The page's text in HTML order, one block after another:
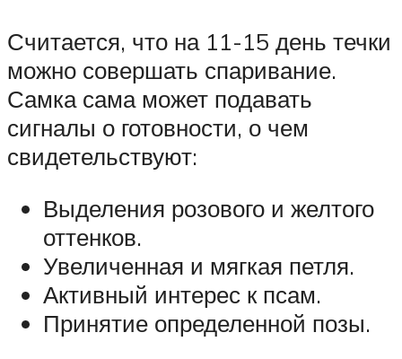
Считается, что на 11-15 день течки
можно совершать спаривание.
Самка сама может подавать
сигналы о готовности, о чем
свидетельствуют:
Выделения розового и желтого
оттенков.
Увеличенная и мягкая петля.
Активный интерес к псам.
Принятие определенной позы.